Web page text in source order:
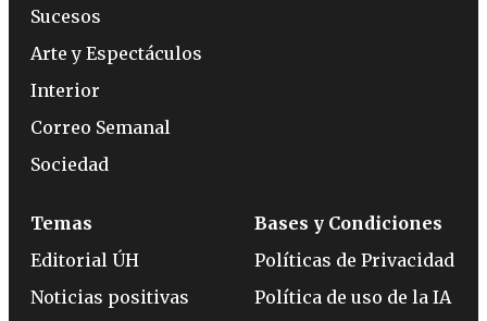
Sucesos
Arte y Espectáculos
Interior
Correo Semanal
Sociedad
Temas
Editorial ÚH
Noticias positivas
Bases y Condiciones
Políticas de Privacidad
Política de uso de la IA